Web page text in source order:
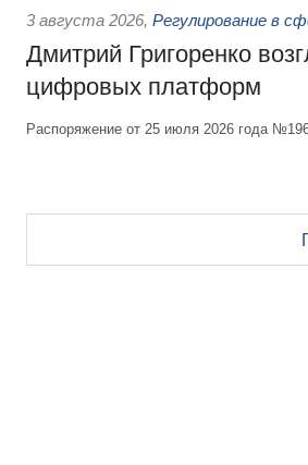
3 августа 2026, Регулирование в
Дмитрий Григоренко
цифровых платформ
Распоряжение от 25 июля 2026 года